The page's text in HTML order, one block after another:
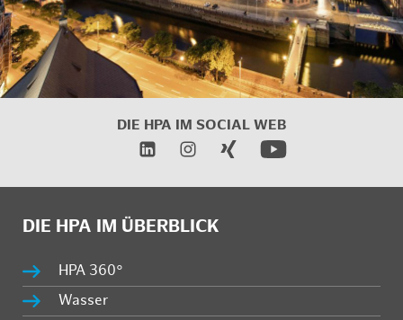
DIE HPA IM SOCIAL WEB
DIE HPA IM ÜBERBLICK
HPA 360°
Wasser